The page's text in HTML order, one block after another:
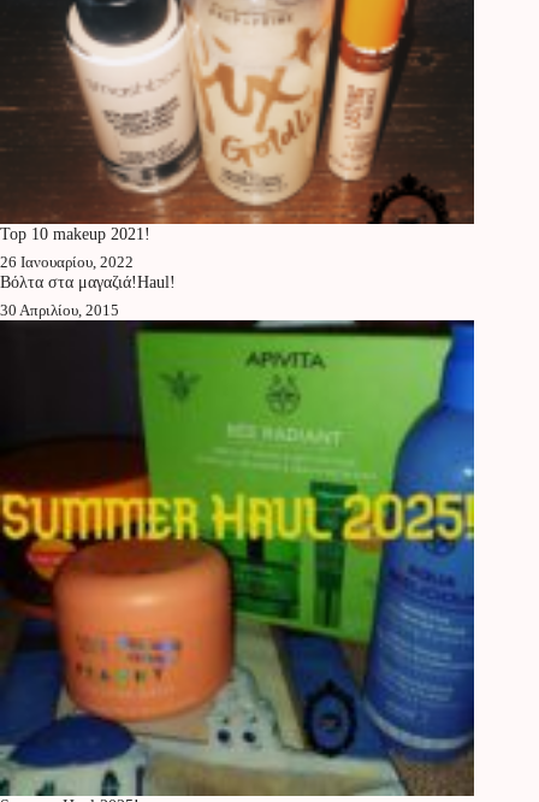
Top 10 makeup 2021!
26 Ιανουαρίου, 2022
Βόλτα στα μαγαζιά!Haul!
30 Απριλίου, 2015